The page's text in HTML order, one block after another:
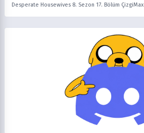
Desperate Housewives 8. Sezon 17. Bölüm ÇizgiMax